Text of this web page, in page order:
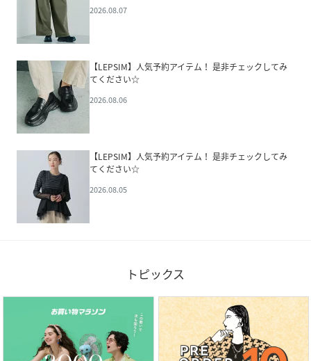
2026.08.07
【LEPSIM】人気予約アイテム！ 是非チェックしてみ
てください☆
2026.08.06
【LEPSIM】人気予約アイテム！ 是非チェックしてみ
てください☆
2026.08.05
トピックス